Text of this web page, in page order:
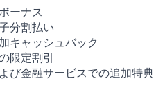
ーナス
分割払い
キャッシュバック
限定割引
び金融サービスでの追加特典